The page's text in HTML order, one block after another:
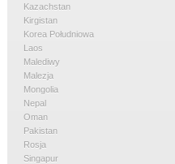
Kazachstan
Kirgistan
Korea Południowa
Laos
Malediwy
Malezja
Mongolia
Nepal
Oman
Pakistan
Rosja
Singapur